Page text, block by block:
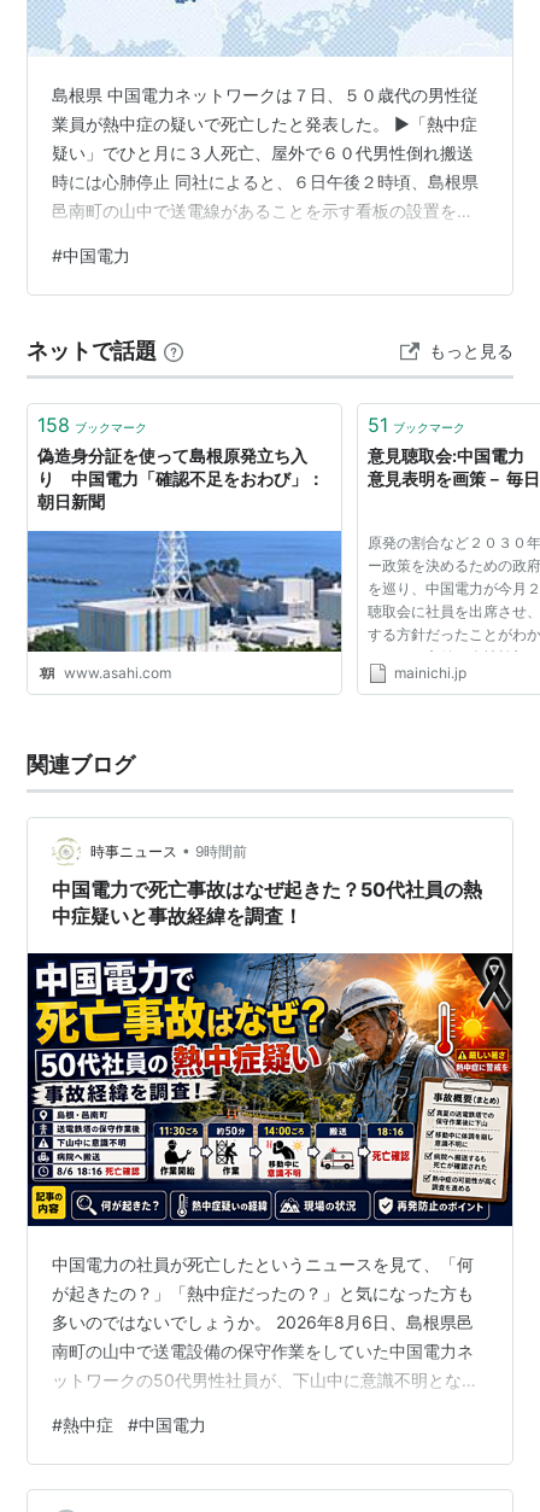
発電所
原子力発電所
島根原子力発電所（島根県）
火力発電所
新小野田発電所 （山口県）/ （山口県）
水力発電所 - 95箇所
俣野川発電所
（広島県）/新成
羽川発電所（岡山県）
など
中電病院
関連会社
株式会社 エネルギア・エコ・マテリア
株式会社 エネルギア介護サービス
株式会社 エネルギア人材ソリューション
株式会社 エネルギア・ビジネスサービス
株式会社
エネルギア不動産
株式会社 エネルギア・ライフ&アクセス
株式会社 エネルギア・ロジスティックス
株式会社 小月製鋼所
産興 株式会社
瀬戸内共同火力 株式会社
中国企業 株式会社
中国計器工業 株式会社
中国高圧コンクリート工業 株式会社
中電環境テクノス 株式会社
中電技術コンサルタント
株式会社
株式会社 中電工（証券コード：1941）
中電工業 株式会社
中電プラント 株式会社
テンパール工業 株式会社
ハウスプラス中国住宅保証 株式会社
島根県 中国電力ネットワークは７日、５０歳代の男性従
業員が熱中症の疑いで死亡したと発表した。 ▶「熱中症
疑い」でひと月に３人死亡、屋外で６０代男性倒れ搬送
時には心肺停止 同社によると、６日午後２時頃、島根県
邑南町の山中で送電線があることを示す看板の設置を終
５分頃、搬送先の病院で死亡が確認された。男性はファ
ン付きの作業服を着ており、スポーツドリンクやシャー
という。 県内は７日、高気圧に覆われ、大田市では最高
気温が３９・６度と観測史上最高を記録し、この日の全
国で最も高かった。 参照元：https:/…
#中国電力
ネットで話題 もっと見る
158 ブックマーク
偽造身分証を使って島根原発立ち入
り 中国電力「確認不足をおわび」：
朝日新聞
www.asahi.com
51 ブックマーク
意見聴取会:中国電力
意見表明を画策－ 毎
原発の割合など２０３０
ー政策を決めるための政
を巡り、中国電力が今月
聴取会に社員を出席させ
する方針だったことがわ
は、この方針を会社幹部
を入手した。エネルギー
mainichi.jp
関連ブログ
時事ニュース • 9時間前
中国電力で死亡事故はなぜ起きた？50代社員の熱
中症疑いと事故経緯を調査！
中国電力の社員が死亡したというニュースを見て、「何
が起きたの？」「熱中症だったの？」と気になった方も
多いのではないでしょうか。 2026年8月6日、島根県邑
南町の山中で送電設備の保守作業をしていた中国電力ネ
ットワークの50代男性社員が、下山中に意識不明とな
きの作業着を着用していたと報じられており、搬送先で
は熱中症の疑いと診断されたことから、猛暑の中で行わ
れる屋外作業の安全対策にも注目が集まっています。 こ
#熱中症 #中国電力